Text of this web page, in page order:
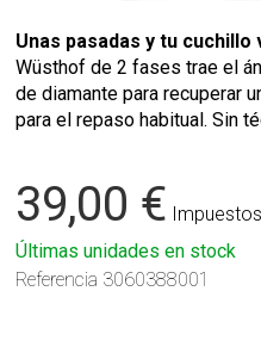
Unas pasadas y tu
Wüsthof de 2 fases trae el
de diamante para recuperar
para el repaso habitual. Sin
39,00 €
Últimas unidades en stock
Referencia 3060388001